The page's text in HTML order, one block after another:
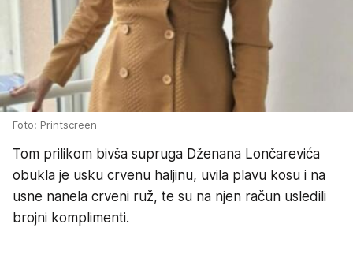
Foto: Printscreen
Tom prilikom bivša supruga Dženana Lončarevića
obukla je usku crvenu haljinu, uvila plavu kosu i na
usne nanela crveni ruž, te su na njen račun usledili
brojni komplimenti.